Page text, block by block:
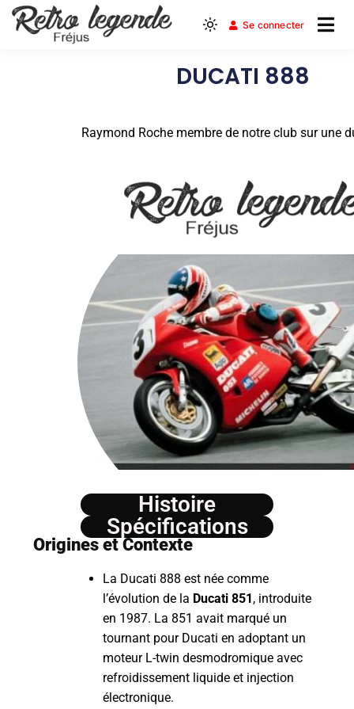
Frejus
Le Club Moto du Var Est
Se connecter
DUCATI 888
Raymond Roche membre de notre club sur une
Histoire
Spécifications
Origines et Contexte
La Ducati 888 est née comme
l’évolution de la Ducati 851 , introduite
en 1987. La 851 avait marqué un
tournant pour Ducati en adoptant un
moteur L-twin desmodromique avec
refroidissement liquide et injection
électronique.